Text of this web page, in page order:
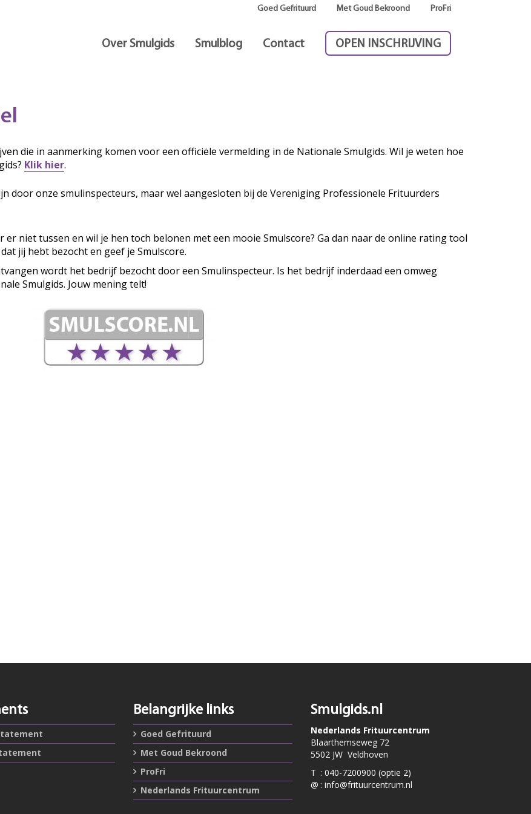
Goed Gefrituurd Met Goud Bekroond ProFri
Over Smulgids Smulblog Contact OPEN INSCHRIJVING
die in aanmerking komen voor een officiële vermelding in de Nationale Smulgids. Wil je weten hoe
Klik hier.
door onze smulinspecteurs, maar wel aangesloten bij de Vereniging Professionele Frituurders
niet tussen en wil je hen toch belonen met een mooie Smulscore? Ga dan naar de online rating tool
jij hebt bezocht en geef je Smulscore.
wordt het bedrijf bezocht door een Smulinspecteur. Is het bedrijf inderdaad een omweg
Smulgids. Jouw mening telt!
Belangrijke links
Goed Gefrituurd
Met Goud Bekroond
ProFri
Nederlands Frituurcentrum
Smulgids.nl
Nederlands Frituurcentrum
Blaarthemseweg 72
5502 JW Veldhoven
T : 040-7200900 (optie 2)
@ : info@frituurcentrum.nl